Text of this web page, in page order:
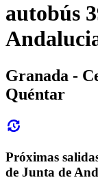
autobús
Granada -
Quéntar
Próximas
de Junta de